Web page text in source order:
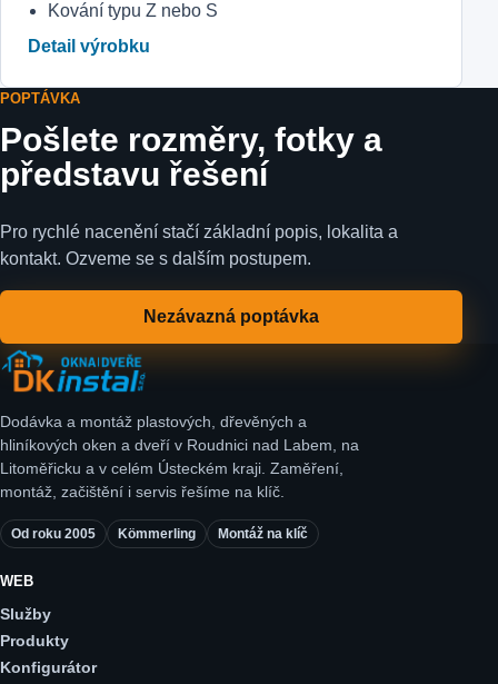
Kování typu Z nebo S
Detail výrobku
POPTÁVKA
Pošlete rozměry, fotky a
představu řešení
Pro rychlé nacenění stačí základní popis, lokalita a
kontakt. Ozveme se s dalším postupem.
Nezávazná poptávka
Dodávka a montáž plastových, dřevěných a
hliníkových oken a dveří v Roudnici nad Labem, na
Litoměřicku a v celém Ústeckém kraji. Zaměření,
montáž, začištění i servis řešíme na klíč.
Od roku 2005 Kömmerling Montáž na klíč
WEB
Služby
Produkty
Konfigurátor